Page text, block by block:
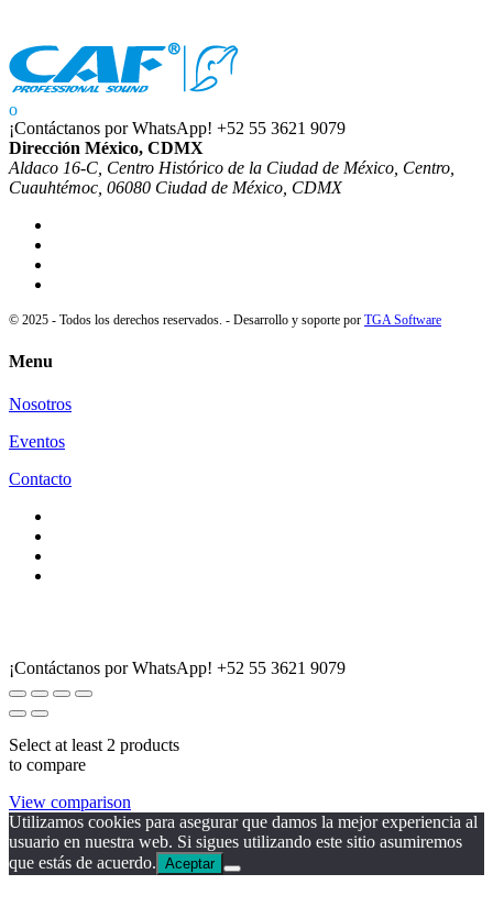
¡Contáctanos por WhatsApp! +52 55 3621 9079
Dirección México, CDMX
Aldaco 16-C, Centro Histórico de la Ciudad de México, Centro,
Cuauhtémoc, 06080 Ciudad de México, CDMX
© 2025 - Todos los derechos reservados. - Desarrollo y soporte por TGA Software
Menu
Nosotros
Eventos
Contacto
¡Contáctanos por WhatsApp! +52 55 3621 9079
Select at least 2 products
to compare
View comparison
Utilizamos cookies para asegurar que damos la mejor experiencia al
usuario en nuestra web. Si sigues utilizando este sitio asumiremos
que estás de acuerdo. Aceptar